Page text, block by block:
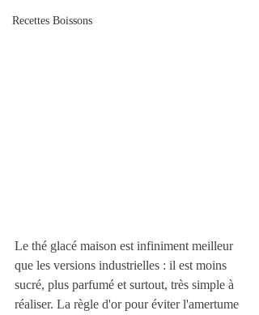
Recettes Boissons
Le thé glacé maison est infiniment meilleur
que les versions industrielles : il est moins
sucré, plus parfumé et surtout, très simple à
réaliser. La règle d'or pour éviter l'amertume